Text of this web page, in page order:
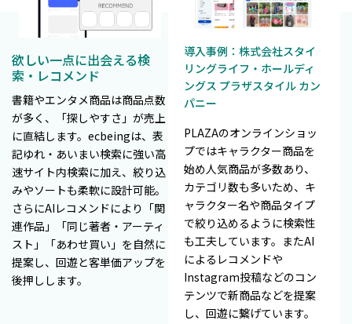
欲しい一点に出会える検
索・レコメンド
書籍やエンタメ商品は商品点数
が多く、「探しやすさ」が売上
に直結します。ecbeingは、表
記ゆれ・あいまい検索に強い高
速サイト内検索に加え、絞り込
みやソートも柔軟に設計可能。
さらにAIレコメンドにより「関
連作品」「同じ著者・アーティ
スト」「あわせ買い」を自然に
提案し、回遊と客単価アップを
後押しします。
導入事例：株式会社スタイ
リングライフ・ホールディ
ングス プラザスタイル カン
パニー
PLAZAのオンラインショッ
プではキャラクター商品を
始め人気商品が多数あり、
カテゴリ数も多いため、キ
ャラクター名や商品タイプ
で絞り込めるように検索性
も工夫しています。またAI
によるレコメンドや
Instagram投稿などのコン
テンツで新商品などを提案
し、回遊に繋げています。